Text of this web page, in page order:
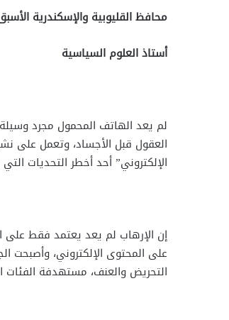
محافظ القليوبية والإسكندرية
أستاذ العلوم السياسية
لم يعد الهاتف المحمول مجرد
العقول قبل الأجساد، وتعمل على
الإلكتروني” أحد أخطر التحديات
إن الإرهاب لم يعد يعتمد فقط على
على المحتوى الإلكتروني، وأصبحت
التحريض والعنف، مستهدفة الفئات